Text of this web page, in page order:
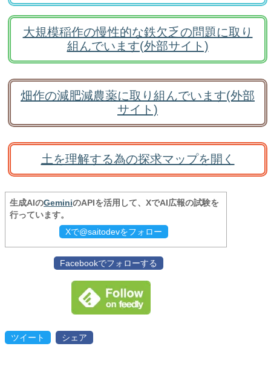
大規模稲作の慢性的な鉄欠乏の問題に取り
組んでいます(外部サイト)
畑作の減肥減農薬に取り組んでいます(外部
サイト)
土を理解する為の探求マップを開く
生成AIのGeminiのAPIを活用して、XでAI広報の試験を
行っています。
Xで@saitodevをフォロー
Facebookでフォローする
ツイート シェア